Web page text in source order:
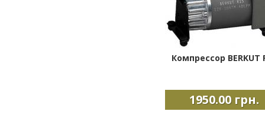
Компрессор BERKUT
1950.00 грн.